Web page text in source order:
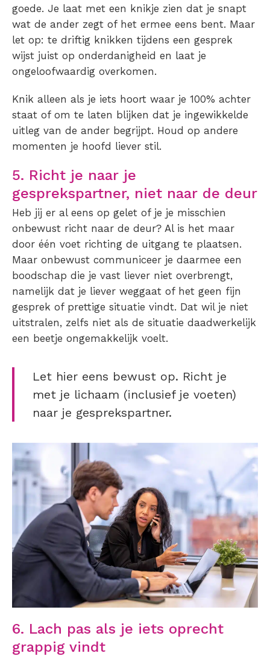
goede. Je laat met een knikje zien dat je snapt
wat de ander zegt of het ermee eens bent. Maar
let op: te driftig knikken tijdens een gesprek
wijst juist op onderdanigheid en laat je
ongeloofwaardig overkomen.
Knik alleen als je iets hoort waar je 100% achter
staat of om te laten blijken dat je ingewikkelde
uitleg van de ander begrijpt. Houd op andere
momenten je hoofd liever stil.
5. Richt je naar je
gesprekspartner, niet naar de deur
Heb jij er al eens op gelet of je je misschien
onbewust richt naar de deur? Al is het maar
door één voet richting de uitgang te plaatsen.
Maar onbewust communiceer je daarmee een
boodschap die je vast liever niet overbrengt,
namelijk dat je liever weggaat of het geen fijn
gesprek of prettige situatie vindt. Dat wil je niet
uitstralen, zelfs niet als de situatie daadwerkelijk
een beetje ongemakkelijk voelt.
Let hier eens bewust op. Richt je
met je lichaam (inclusief je voeten)
naar je gesprekspartner.
6. Lach pas als je iets oprecht
grappig vindt